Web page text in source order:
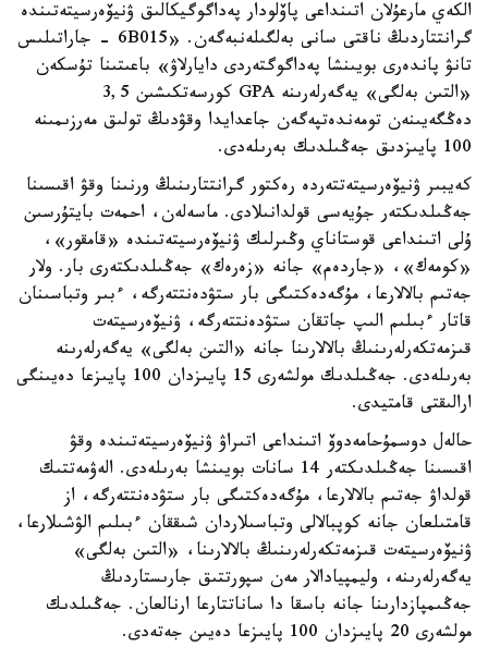
الكەي مارعۇلان اتىنداعى پاۆلودار پەداگوگيكالىق ۋنيۆەرسيتەتىندە
گرانتتاردىڭ ناقتى سانى بەلگىلەنبەگەن. «6B015 - جاراتىلىس
تانۋ پاندەرى بويىنشا پەداگوگتەردى دايارلاۋ» باعىتىنا تۇسكەن
«التىن بەلگى» يەگەرلەرىنە GPA كورسەتكىشىن 3,5
دەڭگەيىنەن تومەندەتپەگەن جاعدايدا وقۋدىڭ تولىق مەرزىمىنە
100 پايىزدىق جەڭىلدىك بەرىلەدى.
كەيبىر ۋنيۆەرسيتەتتەردە رەكتور گرانتتارىنىڭ ورنىنا وقۋ اقىسىنا
جەڭىلدىكتەر جۇيەسى قولدانىلادى. ماسەلەن، احمەت بايتۇرسىن
ۇلى اتىنداعى قوستاناي وڭىرلىك ۋنيۆەرسيتەتىندە «قامقور»،
«كومەك»، «جاردەم» جانە «زەرەك» جەڭىلدىكتەرى بار. ولار
جەتىم بالالارعا، مۇگەدەكتىگى بار ستۋدەنتتەرگە، ءبىر وتباسىنان
قاتار ءبىلىم الىپ جاتقان ستۋدەنتتەرگە، ۋنيۆەرسيتەت
قىزمەتكەرلەرىنىڭ بالالارىنا جانە «التىن بەلگى» يەگەرلەرىنە
بەرىلەدى. جەڭىلدىك مولشەرى 15 پايىزدان 100 پايىزعا دەيىنگى
ارالىقتى قامتيدى.
حالەل دوسمۇحامەدوۆ اتىنداعى اتىراۋ ۋنيۆەرسيتەتىندە وقۋ
اقىسىنا جەڭىلدىكتەر 14 سانات بويىنشا بەرىلەدى. الەۋمەتتىك
قولداۋ جەتىم بالالارعا، مۇگەدەكتىگى بار ستۋدەنتتەرگە، از
قامتىلعان جانە كوپبالالى وتباسىلاردان شىققان ءبىلىم الۋشىلارعا،
ۋنيۆەرسيتەت قىزمەتكەرلەرىنىڭ بالالارىنا، «التىن بەلگى»
يەگەرلەرىنە، وليمپيادالار مەن سپورتتىق جارىستاردىڭ
جەڭىمپازدارىنا جانە باسقا دا ساناتتارعا ارنالعان. جەڭىلدىك
مولشەرى 20 پايىزدان 100 پايىزعا دەيىن جەتەدى.